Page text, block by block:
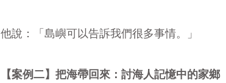
他說：「島嶼可以告訴我們很多事情。」
【案例二】把海帶回來：討海人記憶中的家鄉